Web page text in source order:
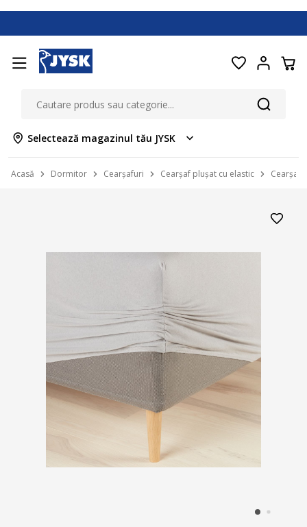
Selectează magazinul tău JYSK
Acasă Dormitor Cearșafuri Cearșaf plușat cu elastic Cearșaf